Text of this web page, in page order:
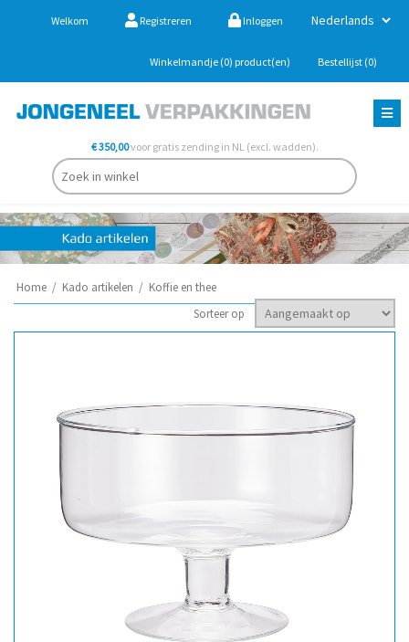
Welkom Registreren Inloggen
Winkelmandje (0) product(en) Bestellijst (0)
€ 350,00voor gratis zending in NL (excl. wadden).
Home / Kado artikelen / Koffie en thee
Sorteer op